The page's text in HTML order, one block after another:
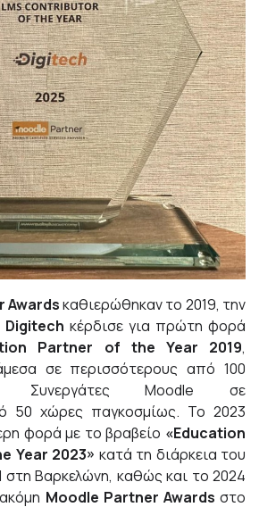
Awardsκαθιερώθηκαν το 2019, την
Digitech κέρδισε για πρώτη φορά
Partner of the Year 2019,
σε περισσότερους από 100
Συνεργάτες Moodle σε
50 χώρες παγκοσμίως. Το 2023
φορά με το βραβείο «Education
Year 2023» κατά τη διάρκεια του
Βαρκελώνη, καθώς και το 2024
Moodle Partner Awards στο